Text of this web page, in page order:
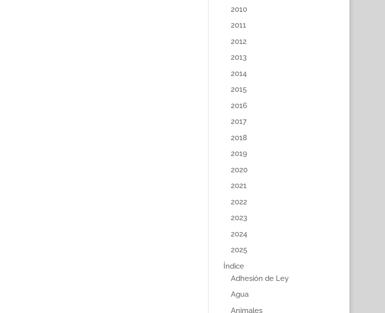
2010
2011
2012
2013
2014
2015
2016
2017
2018
2019
2020
2021
2022
2023
2024
2025
Índice
Adhesión de Ley
Agua
Animales